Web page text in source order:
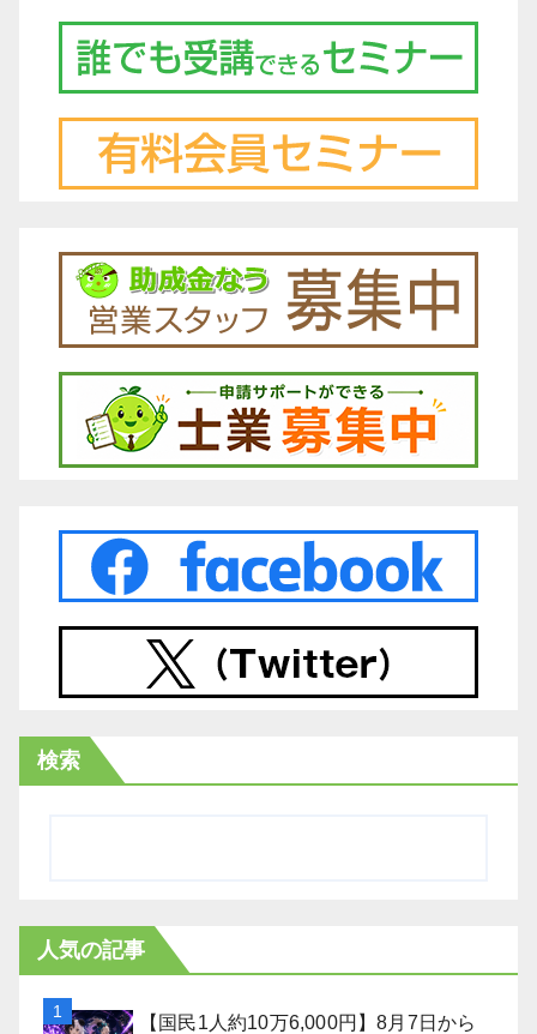
検索
人気の記事
【国民1人約10万6,000円】8月7日から